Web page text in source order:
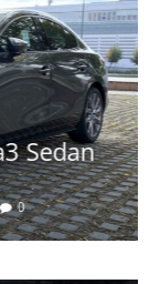
Pruebas
más
8 de